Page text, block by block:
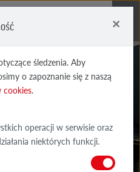
NAJCIEKAWSZYCH REALIZACJI
×
śledzenia. Aby
o zapoznanie się z naszą
cookies.
operacji w serwisie oraz
niektórych funkcji.